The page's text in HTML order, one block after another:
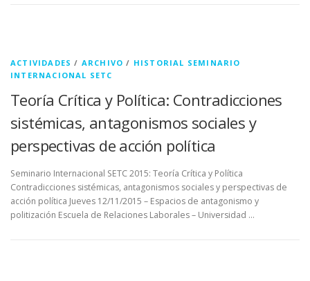
ACTIVIDADES / ARCHIVO / HISTORIAL SEMINARIO
INTERNACIONAL SETC
Teoría Crítica y Política: Contradicciones
sistémicas, antagonismos sociales y
perspectivas de acción política
Seminario Internacional SETC 2015: Teoría Crítica y Política
Contradicciones sistémicas, antagonismos sociales y perspectivas de
acción política Jueves 12/11/2015 – Espacios de antagonismo y
politización Escuela de Relaciones Laborales – Universidad …